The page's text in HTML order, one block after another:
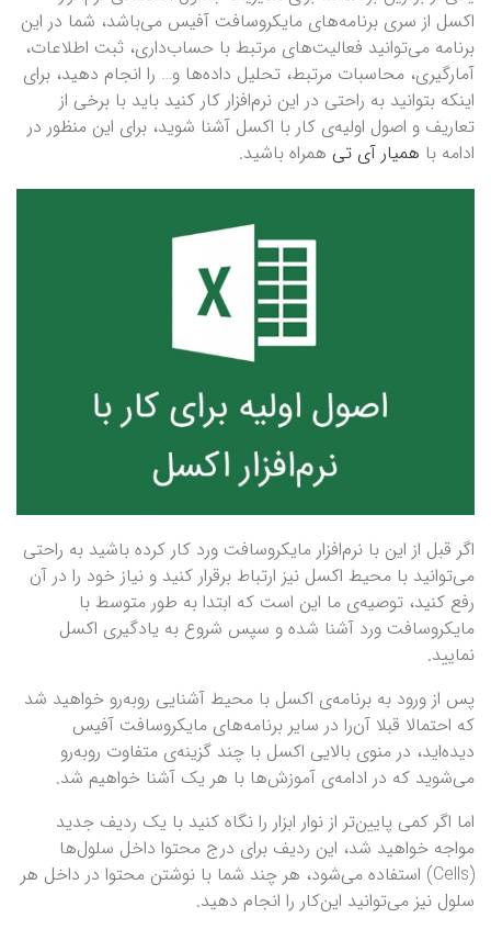
اکسل از سری برنامه‌های مایکروسافت آفیس می‌باشد، شما در این
برنامه می‌توانید فعالیت‌های مرتبط با حساب‌داری، ثبت اطلاعات،
آمارگیری، محاسبات مرتبط، تحلیل داده‌ها و… را انجام دهید، برای
اینکه بتوانید به راحتی در این نر‌م‌افزار کار کنید باید با برخی از
تعاریف و اصول اولیه‌ی کار با اکسل آشنا شوید، برای این منظور در
ادامه با همیار آی تی همراه باشید.
اگر قبل از این با نرم‌افزار مایکروسافت ورد کار کرده باشید به راحتی
می‌توانید با محیط اکسل نیز ارتباط برقرار کنید و نیاز خود را در آن
رفع کنید، توصیه‌ی ما این است که ابتدا به طور متوسط با
مایکروسافت ورد آشنا شده و سپس شروع به یادگیری اکسل
نمایید.
پس از ورود به برنامه‌ی اکسل با محیط آشنایی رو‌به‌رو خواهید شد
که احتمالا قبلا آن‌را در سایر برنامه‌های مایکروسافت آفیس
دیده‌اید، در منوی بالایی اکسل با چند گزینه‌ی متفاوت رو‌به‌رو
می‌شوید که در ادامه‌ی آموزش‌ها با هر یک آشنا خواهیم شد.
اما اگر کمی‌ پایین‌تر از نوار ابزار را نگاه کنید با یک ردیف جدید
مواجه خواهید شد، این ردیف برای درج محتوا داخل سلول‌ها
(Cells) استفاده می‌شود، هر چند شما با نوشتن محتوا در داخل هر
سلول نیز می‌توانید این‌کار را انجام دهید.